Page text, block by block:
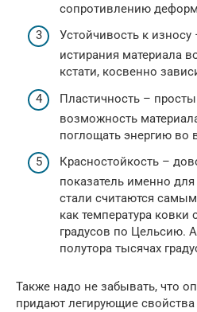
сопротивлению
Устойчивость к износу
истирания материала
кстати, косвенно
Пластичность –
возможность
поглощать энергию во
Красностойкость –
показатель именно
стали считаются
как температура
градусов по Цельсию.
полутора тысячах
Также надо не забывать, что
придают легирующие